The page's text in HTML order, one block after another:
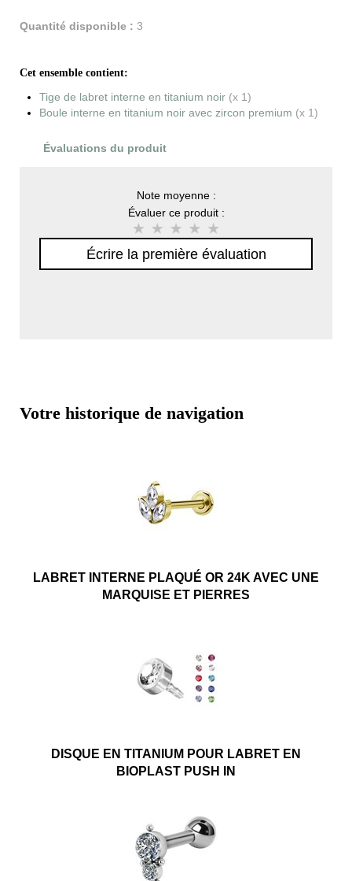
Quantité disponible : 3
Cet ensemble contient:
Tige de labret interne en titanium noir (x 1)
Boule interne en titanium noir avec zircon premium (x 1)
Évaluations du produit
Note moyenne :
Évaluer ce produit :
Écrire la première évaluation
Votre historique de navigation
LABRET INTERNE PLAQUÉ OR 24K AVEC UNE
MARQUISE ET PIERRES
DISQUE EN TITANIUM POUR LABRET EN
BIOPLAST PUSH IN